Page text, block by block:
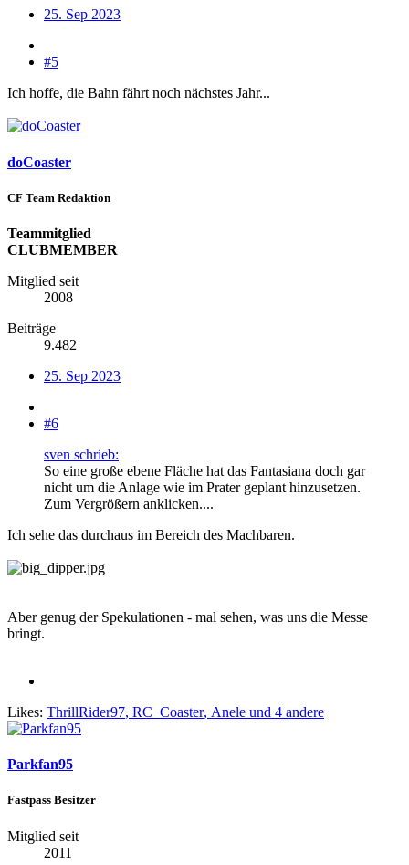
25. Sep 2023
#5
Ich hoffe, die Bahn fährt noch nächstes Jahr...
doCoaster
CF Team Redaktion
Teammitglied
CLUBMEMBER
Mitglied seit
2008
Beiträge
9.482
25. Sep 2023
#6
sven schrieb:
So eine große ebene Fläche hat das Fantasiana doch gar
nicht um die Anlage wie im Prater geplant hinzusetzen.
Zum Vergrößern anklicken....
Ich sehe das durchaus im Bereich des Machbaren.
Aber genug der Spekulationen - mal sehen, was uns die Messe
bringt.
Likes: ThrillRider97, RC_Coaster, Anele und 4 andere
Parkfan95
Fastpass Besitzer
Mitglied seit
2011